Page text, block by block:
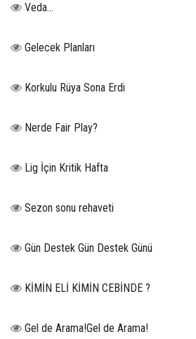
Veda…
Gelecek Planları
Korkulu Rüya Sona Erdi
Nerde Fair Play?
Lig İçin Kritik Hafta
Sezon sonu rehaveti
Gün Destek Gün Destek Günü
KİMİN ELİ KİMİN CEBİNDE ?
Gel de Arama!Gel de Arama!